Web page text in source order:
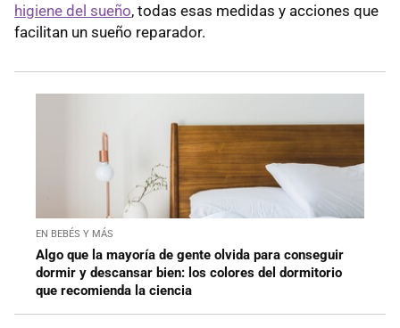
higiene del sueño, todas esas medidas y acciones que
facilitan un sueño reparador.
EN BEBÉS Y MÁS
Algo que la mayoría de gente olvida para conseguir
dormir y descansar bien: los colores del dormitorio
que recomienda la ciencia